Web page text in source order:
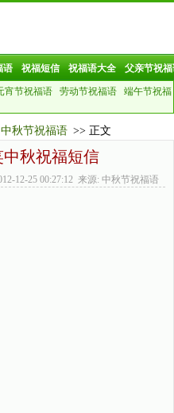
语 祝福短信 祝福语大全 父亲节祝
宵节祝福语 劳动节祝福语
端午节祝福
中秋节祝福语 >> 正文
中秋祝福短信
12-25 00:27:12 来源: 中秋节祝福语